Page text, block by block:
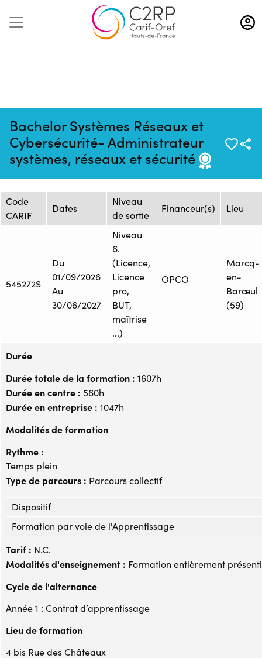
Aller
au
contenu
Bachelor Systèmes Réseaux et
Cybersécurité- Administrateur
systèmes, réseaux et sécurité
Mise à jour :
25/02/2026
Formation :
25105729F
Source : CFAI REGION NORD
PAS-DE-CALAIS - Siège
Session de formation
Code
CARIF
Dates
Niveau
de sortie
Financeur(s) Lieu
545272S
Du
01/09/2026
Au
30/06/2027
Niveau
6.
(Licence,
Licence
pro,
BUT,
maîtrise
...)
OPCO
Marcq-
en-
Barœul
(59)
Durée
Durée totale de la formation : 1607h
Durée en centre : 560h
Durée en entreprise : 1047h
Modalités de formation
Rythme :
Temps plein
Type de parcours : Parcours collectif
Dispositif
Formation par voie de l'Apprentissage
Tarif : N.C.
Modalités d'enseignement : Formation entièrement
Cycle de l'alternance
Année 1 : Contrat d’apprentissage
Lieu de formation
4 bis Rue des Châteaux